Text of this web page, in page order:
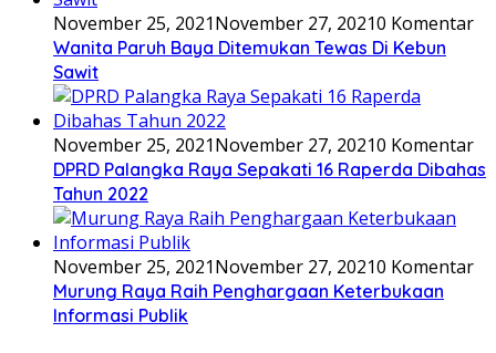
November 25, 2021November 27, 20210 Komentar
Wanita Paruh Baya Ditemukan Tewas Di Kebun
Sawit
November 25, 2021November 27, 20210 Komentar
DPRD Palangka Raya Sepakati 16 Raperda Dibahas
Tahun 2022
November 25, 2021November 27, 20210 Komentar
Murung Raya Raih Penghargaan Keterbukaan
Informasi Publik